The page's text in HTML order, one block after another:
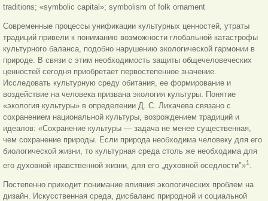
traditions; «symbolic capital»; symbolism of folk ornament
Современные процессы унификации культурных ценностей, утраты
традиций привели к пониманию возможности глобальной катастрофы
культурного баланса, подобно нарушению экологической гармонии в
природе. В связи с этим необходимость защиты общечеловеческих
ценностей сегодня приобретает первостепенное значение.
Исследовать культурную среду обитания, ее формирование и
воздействие на человека призвана экология культуры. Понятие
«экология культуры» в определении Д. С. Лихачева связано с
сохранением национальной культуры, возрождением традиций и
идеалов: «Сохранение культуры — задача не менее существенная,
чем сохранение природы. Если природа необходима человеку для его
биологической жизни, то культурная среда столь же необходима для
его духовной нравственной жизни, для его „духовной оседлости"»1
Постепенно приходит понимание влияния экологических проблем на
дизайн. Искусственная среда, дисбаланс природной и социальной